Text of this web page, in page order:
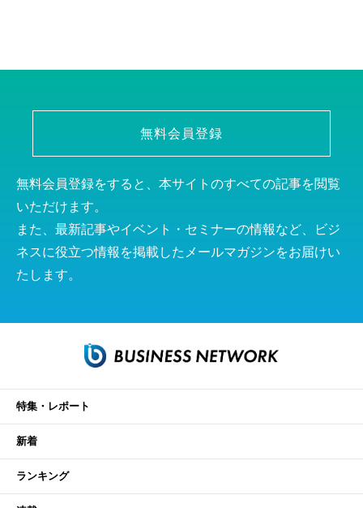
無料会員登録
無料会員登録をすると、本サイトのすべての記事を閲覧
いただけます。
また、最新記事やイベント・セミナーの情報など、ビジ
ネスに役立つ情報を掲載したメールマガジンをお届けい
たします。
特集・レポート
新着
ランキング